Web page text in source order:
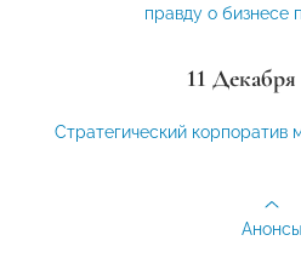
правду о бизнесе
11 Декабря
Стратегический
Анонсы